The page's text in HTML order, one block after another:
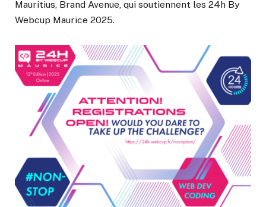
Mauritius, Brand Avenue, qui soutiennent les 24h By
Webcup Maurice 2025.